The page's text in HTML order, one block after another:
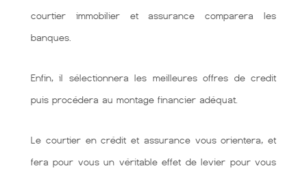
courtier immobilier et assurance comparera les
banques.
Enfin, il sélectionnera les meilleures offres de credit
puis procédera au montage financier adéquat.
Le courtier en crédit et assurance vous orientera, et
fera pour vous un véritable effet de levier pour vous